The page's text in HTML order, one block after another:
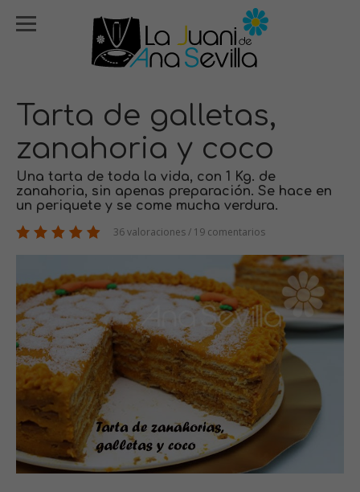
Tarta de galletas,
zanahoria y coco
Una tarta de toda la vida, con 1 Kg. de
zanahoria, sin apenas preparación. Se hace en
un periquete y se come mucha verdura.
36 valoraciones / 19 comentarios